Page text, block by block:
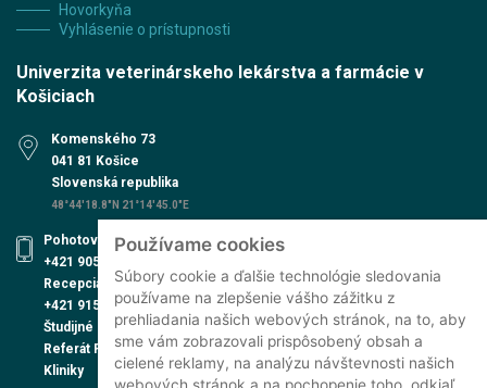
Používame cookies
Súbory cookie a ďalšie technológie sledovania
používame na zlepšenie vášho zážitku z
prehliadania našich webových stránok, na to, aby
sme vám zobrazovali prispôsobený obsah a
cielené reklamy, na analýzu návštevnosti našich
Hovorkyňa
Vyhlásenie o prístupnosti
Univerzita veterinárskeho lekárstva a farmácie v
Košiciach
Komenského 73
041 81 Košice
Slovenská republika
48°44'18.8"N 21°14'45.0"E
Pohotovosť UVN
+421 905 579 559
Recepcia UVN
+421 915 991 474
Študijné oddelenie
Referát PhD. štúdia
Kliniky